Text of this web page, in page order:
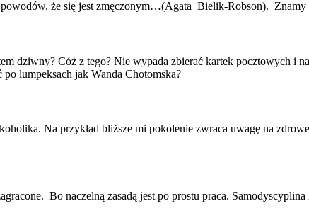
powodów, że się jest zmęczonym…(Agata Bielik-Robson). Znamy
dziwny? Cóż z tego? Nie wypada zbierać kartek pocztowych i
lumpeksach jak Wanda Chotomska?
Na przykład bliższe mi pokolenie zwraca uwagę na
Bo naczelną zasadą jest po prostu praca. Samodyscyplina